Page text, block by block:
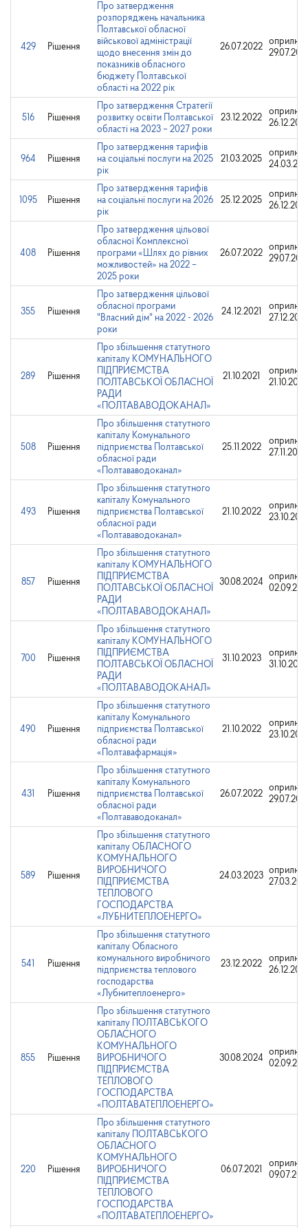
429 Рішення
Про затвердження
розпоряджень начальника
Полтавської обласної
військової адміністрації
щодо внесення змін до
показників обласного
бюджету Полтавської
області на 2022 рік
26.07.2022
516 Рішення
Про затвердження Стратегії
розвитку освіти Полтавської
області на 2023 – 2027 роки
23.12.2022
964 Рішення
Про затвердження тарифів
на соціальні послуги на 2025
рік
21.03.2025
1095 Рішення
Про затвердження тарифів
на соціальні послуги на 2026
рік
25.12.2025
408 Рішення
Про затвердження цільової
обласної Комплексної
програми «Шлях до рівних
можливостей» на 2022 –
2025 роки
26.07.2022
355 Рішення
Про затвердження цільової
обласної програми
"Власний дім" на 2022 - 2026
роки
24.12.2021
27.12.2021
289 Рішення
Про збільшення статутного
капіталу КОМУНАЛЬНОГО
ПІДПРИЄМСТВА
ПОЛТАВСЬКОЇ ОБЛАСНОЇ
РАДИ
«ПОЛТАВАВОДОКАНАЛ»
21.10.2021
21.10.2021
508 Рішення
Про збільшення статутного
капіталу Комунального
підприємства Полтавської
обласної ради
«Полтававодоканал»
25.11.2022
27.11.2022
493 Рішення
Про збільшення статутного
капіталу Комунального
підприємства Полтавської
обласної ради
«Полтававодоканал»
21.10.2022
857 Рішення
Про збільшення статутного
капіталу КОМУНАЛЬНОГО
ПІДПРИЄМСТВА
ПОЛТАВСЬКОЇ ОБЛАСНОЇ
РАДИ
«ПОЛТАВАВОДОКАНАЛ»
30.08.2024
700 Рішення
Про збільшення статутного
капіталу КОМУНАЛЬНОГО
ПІДПРИЄМСТВА
ПОЛТАВСЬКОЇ ОБЛАСНОЇ
РАДИ
«ПОЛТАВАВОДОКАНАЛ»
31.10.2023
31.10.2023
490 Рішення
Про збільшення статутного
капіталу Комунального
підприємства Полтавської
обласної ради
«Полтавафармація»
21.10.2022
431 Рішення
Про збільшення статутного
капіталу Комунального
підприємства Полтавської
обласної ради
«Полтававодоканал»
26.07.2022
589 Рішення
Про збільшення статутного
капіталу ОБЛАСНОГО
КОМУНАЛЬНОГО
ВИРОБНИЧОГО
ПІДПРИЄМСТВА
ТЕПЛОВОГО
ГОСПОДАРСТВА
«ЛУБНИТЕПЛОЕНЕРГО»
24.03.2023
541 Рішення
Про збільшення статутного
капіталу Обласного
комунального виробничого
підприємства теплового
господарства
«Лубнитеплоенерго»
23.12.2022
855 Рішення
Про збільшення статутного
капіталу ПОЛТАВСЬКОГО
ОБЛАСНОГО
КОМУНАЛЬНОГО
ВИРОБНИЧОГО
ПІДПРИЄМСТВА
ТЕПЛОВОГО
ГОСПОДАРСТВА
«ПОЛТАВАТЕПЛОЕНЕРГО»
30.08.2024
220 Рішення
Про збільшення статутного
капіталу ПОЛТАВСЬКОГО
ОБЛАСНОГО
КОМУНАЛЬНОГО
ВИРОБНИЧОГО
ПІДПРИЄМСТВА
ТЕПЛОВОГО
ГОСПОДАРСТВА
«ПОЛТАВАТЕПЛОЕНЕРГО»
06.07.2021